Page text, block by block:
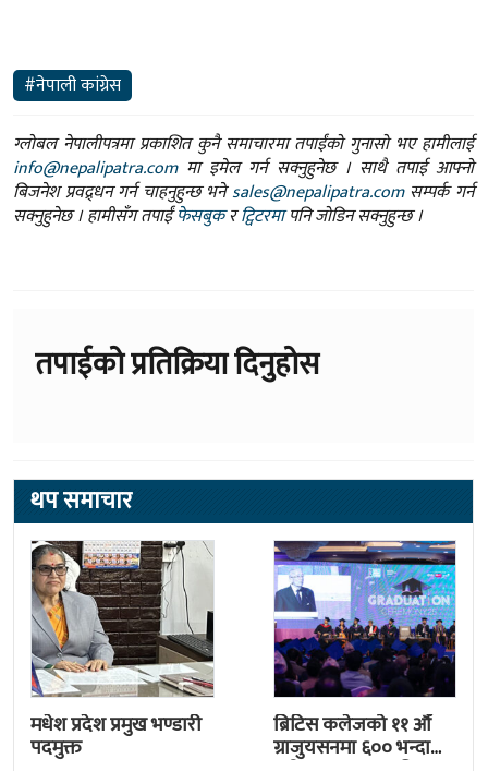
#नेपाली कांग्रेस
ग्लोबल नेपालीपत्रमा प्रकाशित कुनै समाचारमा तपाईंको गुनासो भए हामीलाई
info@nepalipatra.comमा इमेल गर्न सक्नुहुनेछ । साथै तपाई आफ्नो
बिजनेश प्रवद्र्धन गर्न चाहनुहुन्छ भनेsales@nepalipatra.comसम्पर्क गर्न
सक्नुहुनेछ । हामीसँग तपाईंफेसबुकरट्विटरमापनि जोडिन सक्नुहुन्छ ।
तपाईको प्रतिक्रिया दिनुहोस
थप समाचार
मधेश प्रदेश प्रमुख भण्डारी
पदमुक्त
ब्रिटिस कलेजको ११ औँ
ग्राजुयसनमा ६०० भन्दा